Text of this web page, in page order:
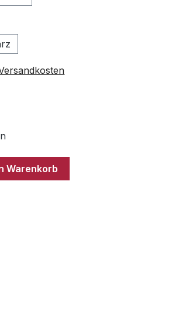
von 5 von 5 Sternen
Gib den gewünschten
Warenkorb